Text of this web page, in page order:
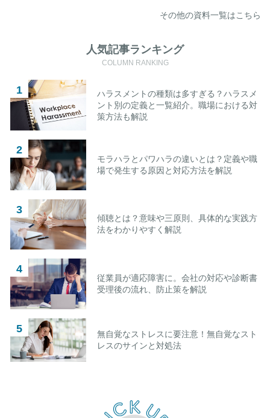
その他の資料一覧はこちら
人気記事ランキング
COLUMN RANKING
ハラスメントの種類は多すぎる？ハラスメ
ント別の定義と一覧紹介。職場における対
策方法も解説
モラハラとパワハラの違いとは？定義や職
場で発生する原因と対応方法を解説
傾聴とは？意味や三原則、具体的な実践方
法をわかりやすく解説
従業員が適応障害に。会社の対応や診断書
受理後の流れ、防止策を解説
無自覚なストレスに要注意！無自覚なスト
レスのサインと対処法